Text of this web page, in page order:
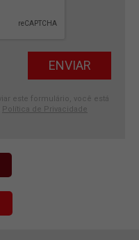
este formulário, você está
Política de Privacidade